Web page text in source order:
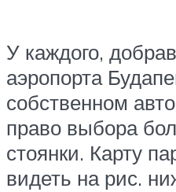
У каждого,
аэропорта
собственном
право выбора
стоянки. Карту
видеть на рис.